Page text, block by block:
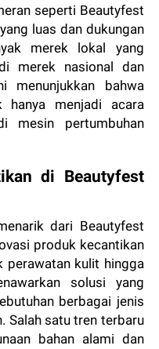
seperti Beautyfest
luas dan dukungan
merek lokal yang
merek nasional dan
menunjukkan bahwa
menjadi acara
mesin pertumbuhan
di Beautyfest
dari Beautyfest
produk kecantikan
perawatan kulit hingga
solusi yang
berbagai jenis
Salah satu tren terbaru
bahan alami dan